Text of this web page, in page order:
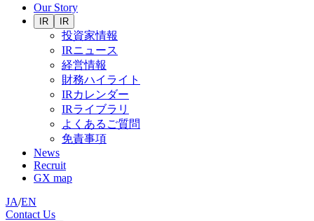
Our Story
IR IR
投資家情報
IRニュース
経営情報
財務ハイライト
IRカレンダー
IRライブラリ
よくあるご質問
免責事項
News
Recruit
GX map
JA/EN
Contact Us